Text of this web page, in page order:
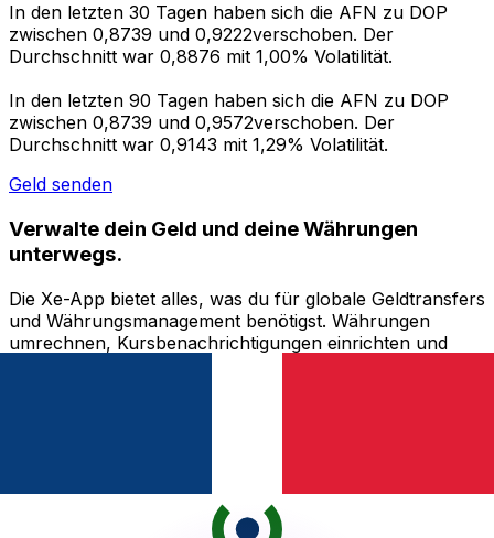
In den letzten 30 Tagen haben sich die AFN zu DOP
zwischen 0,8739 und 0,9222verschoben. Der
Durchschnitt war 0,8876 mit 1,00% Volatilität.
In den letzten 90 Tagen haben sich die AFN zu DOP
zwischen 0,8739 und 0,9572verschoben. Der
Durchschnitt war 0,9143 mit 1,29% Volatilität.
Geld senden
Verwalte dein Geld und deine Währungen
unterwegs.
Die Xe-App bietet alles, was du für globale Geldtransfers
und Währungsmanagement benötigst. Währungen
umrechnen, Kursbenachrichtigungen einrichten und